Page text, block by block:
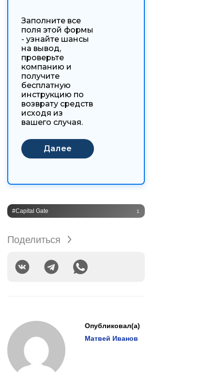
Заполните все
поля этой формы
- узнайте шансы
на вывод,
проверьте
компанию и
получите
бесплатную
инструкцию по
возврату средств
исходя из
вашего случая.
#Capital Gate 1
Поделиться
Опубликовал(а)
Матвей Иванов